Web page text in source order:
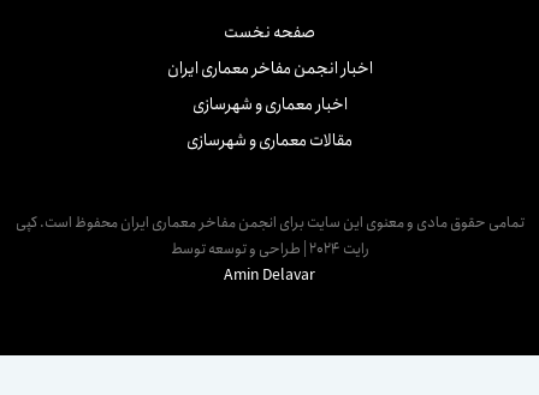
صفحه نخست
اخبار انجمن مفاخر معماری ایران
اخبار معماری و شهرسازی
مقالات معماری و شهرسازی
حقوق مادی و معنوی این سایت برای انجمن مفاخر معماری ایران محفوظ است. کپی
رایت 2024 | طراحی و توسعه توسط
Amin Delavar